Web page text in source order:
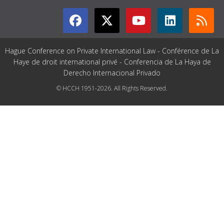
Hague Conference on Private International Law - Conférence de La
Haye de droit international privé - Conferencia de La Haya de
Derecho Internacional Privado
© HCCH 1951-2026. All Rights Reserved.